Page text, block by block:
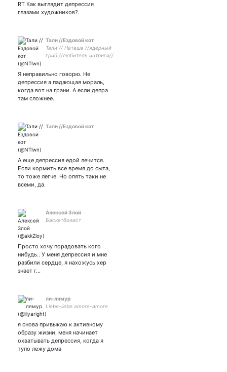
RT Как выглядит депрессия
глазами художников?.
Тали //Ездовой кот
Тали // Наташа //ядерный
гриб //любитель интриги//
Я неправильно говорю. Не
депрессия а падающая мораль,
когда вот на грани. А если депра
там сложнее.
Тали //Ездовой кот
А еще депрессия едой лечится.
Если кормить все время до сыта,
то тоже легче. Но опять таки не
всеми, да.
Алексей Злой
Баскетболист
Просто хочу порадовать кого
нибудь.. У меня депрессия и мне
разбили сердце, я нахожусь хер
знает г…
ли-лямур
Liebe-liebe amore-amore
я снова привыкаю к активному
образу жизни, меня начинает
охватывать депрессия, когда я
тупо лежу дома